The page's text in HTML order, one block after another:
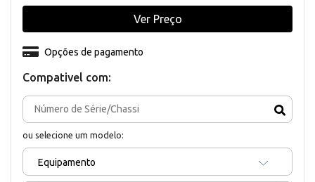
Compativel com:
ou selecione um modelo:
Equipamento
Opções de pagamento
Ver Preço